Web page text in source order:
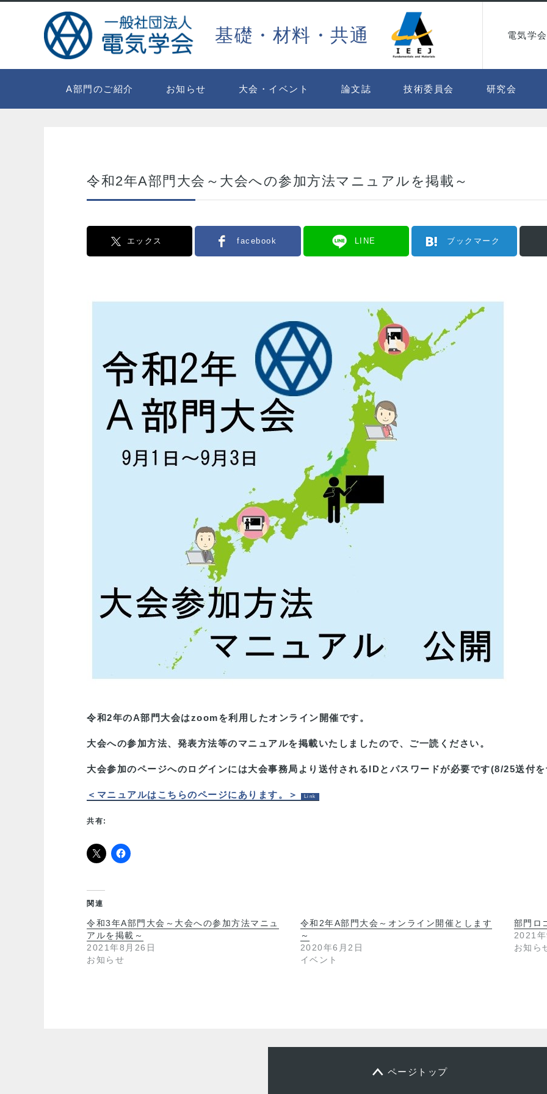
基礎・材料・共通 電気学
A部門のご紹介 お知らせ 大会・イベント 論文誌 技術委員会 研究会
令和2年A部門大会～大会への参加方法マニュアルを掲載～
エックス facebook LINE ブックマーク
令和2年のA部門大会はzoomを利用したオンライン開催です。
大会への参加方法、発表方法等のマニュアルを掲載いたしましたので、ご一読ください。
大会参加のページへのログインには大会事務局より送付されるIDとパスワードが必要です(8/25送付を
＜マニュアルはこちらのページにあります。＞
共有:
関連
令和3年A部門大会～大会への参加方法マニュ
アルを掲載～
2021年8月26日
お知らせ
令和2年A部門大会～オンライン開催とします
～
2020年6月2日
イベント
部門ロ
2021
お知ら
ページトップ